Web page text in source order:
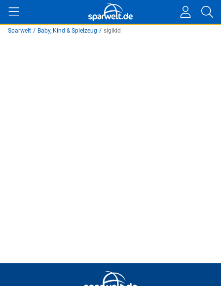
Sparwelt / Baby, Kind & Spielzeug / sigikid